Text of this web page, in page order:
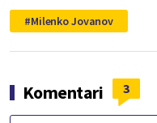
Milenko Jovanov
Komentari 3